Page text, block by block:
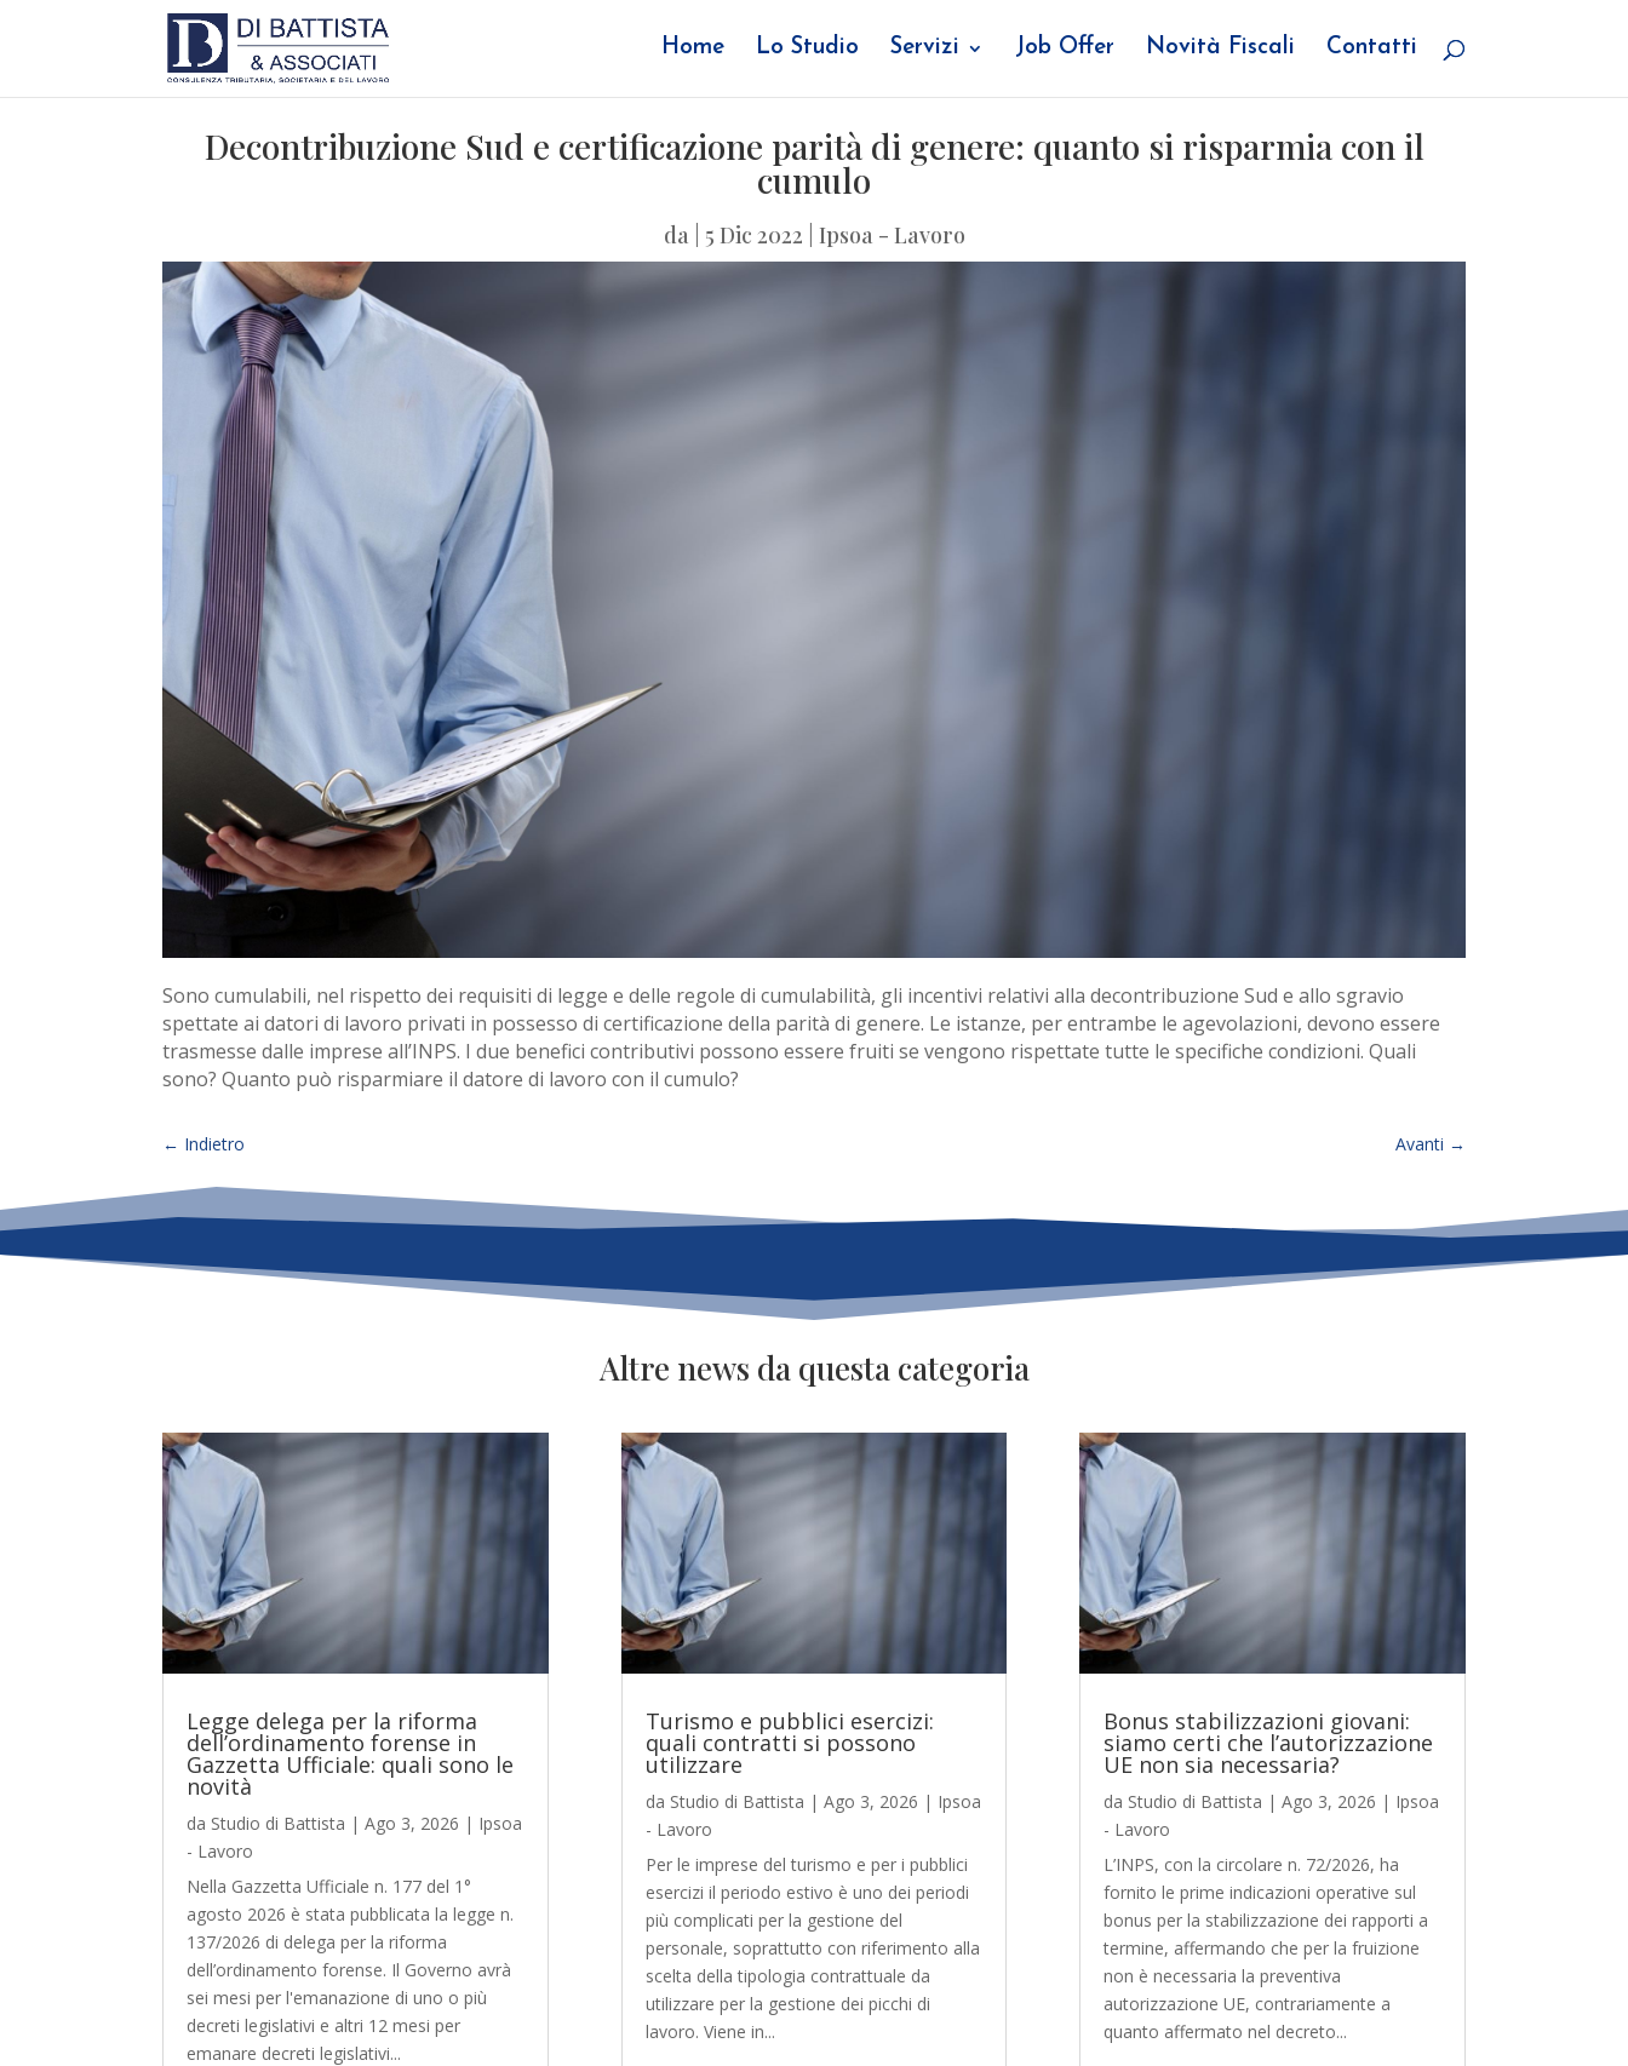
Home Lo Studio Servizi Job Offer Novità Fiscali Contatti
Decontribuzione Sud e certificazione parità di genere: quanto si risparmia con il
cumulo
da 5 Dic 2022 Ipsoa - Lavoro
Sono cumulabili, nel rispetto dei requisiti di legge e delle regole di cumulabilità, gli incentivi relativi alla decontribuzione Sud e allo sgravio
spettate ai datori di lavoro privati in possesso di certificazione della parità di genere. Le istanze, per entrambe le agevolazioni, devono essere
trasmesse dalle imprese all’INPS. I due benefici contributivi possono essere fruiti se vengono rispettate tutte le specifiche condizioni. Quali
sono? Quanto può risparmiare il datore di lavoro con il cumulo?
← Indietro Avanti →
Altre news da questa categoria
Legge delega per la riforma
dell’ordinamento forense in
Gazzetta Ufficiale: quali sono le
novità
da Studio di Battista |Ago 3, 2026 | Ipsoa
- Lavoro
Nella Gazzetta Ufficiale n. 177 del 1°
agosto 2026 è stata pubblicata la legge n.
137/2026 di delega per la riforma
dell’ordinamento forense. Il Governo avrà
sei mesi per l'emanazione di uno o più
decreti legislativi e altri 12 mesi per
emanare decreti legislativi...
Turismo e pubblici esercizi:
quali contratti si possono
utilizzare
da Studio di Battista | Ago 3, 2026 | Ipsoa
- Lavoro
Per le imprese del turismo e per i pubblici
esercizi il periodo estivo è uno dei periodi
più complicati per la gestione del
personale, soprattutto con riferimento alla
scelta della tipologia contrattuale da
utilizzare per la gestione dei picchi di
lavoro. Viene in...
Bonus stabilizzazioni giovani:
siamo certi che l’autorizzazione
UE non sia necessaria?
da Studio di Battista | Ago 3, 2026 | Ipsoa
- Lavoro
L’INPS, con la circolare n. 72/2026, ha
fornito le prime indicazioni operative sul
bonus per la stabilizzazione dei rapporti a
termine, affermando che per la fruizione
non è necessaria la preventiva
autorizzazione UE, contrariamente a
quanto affermato nel decreto...